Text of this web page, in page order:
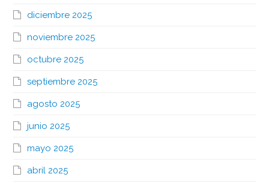
diciembre 2025
noviembre 2025
octubre 2025
septiembre 2025
agosto 2025
junio 2025
mayo 2025
abril 2025